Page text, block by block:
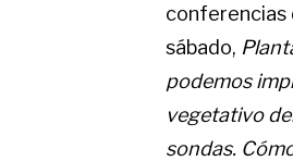
conferencias
sábado,
podemos
vegetativo
sondas.